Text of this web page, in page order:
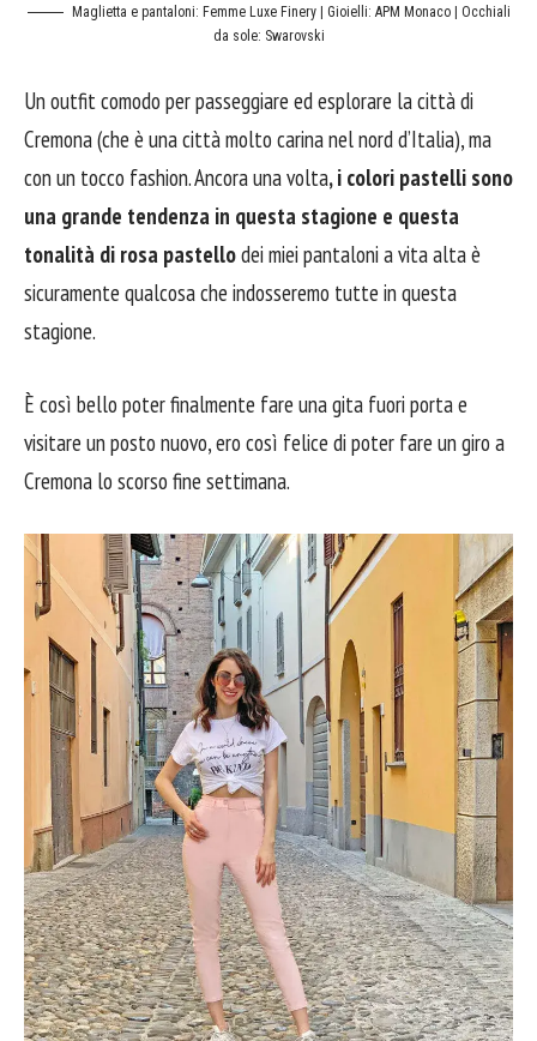
Maglietta e pantaloni: Femme Luxe Finery | Gioielli: APM Monaco | Occhiali
da sole: Swarovski
Un outfit comodo per passeggiare ed esplorare la città di
Cremona (che è una città molto carina nel nord d’Italia), ma
con un tocco fashion. Ancora una volta, i colori pastelli sono
una grande tendenza in questa stagione e questa
tonalità di rosa pastellodei miei pantaloni a vita alta è
sicuramente qualcosa che indosseremo tutte in questa
stagione.
È così bello poter finalmente fare una gita fuori porta e
visitare un posto nuovo, ero così felice di poter fare un giro a
Cremona lo scorso fine settimana.